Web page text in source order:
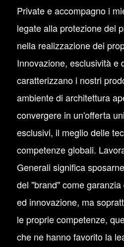
Private e accompagno i
legate alla protezione del
nella realizzazione dei
Innovazione, esclusività e
caratterizzano i nostri
ambiente di architettura
convergere in un'offerta
esclusivi, il meglio delle
competenze globali.
Generali significa
del "brand" come
ed innovazione, ma
le proprie competenze,
che ne hanno favorito la